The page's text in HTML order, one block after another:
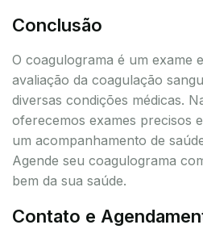
Conclusão
O coagulograma é um exame
avaliação da coagulação
diversas condições médicas.
oferecemos exames precisos
um acompanhamento de
Agende seu coagulograma
bem da sua saúde.
Contato e